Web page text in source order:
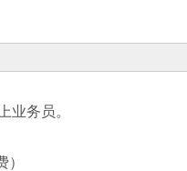
业务员。